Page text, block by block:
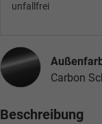
unfallfrei
Carbon
Beschreibung